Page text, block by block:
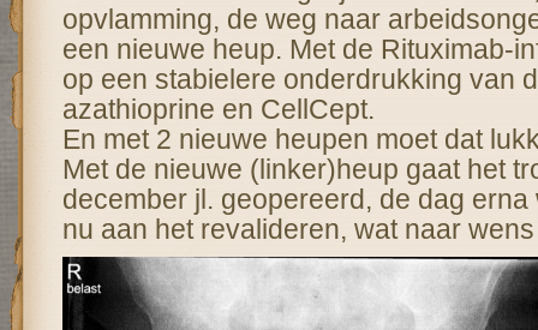
opvlamming, de weg naar
een nieuwe heup. Met de Rituximab-
op een stabielere onderdrukking van
azathioprine en CellCept.
En met 2 nieuwe heupen moet dat
Met de nieuwe (linker)heup gaat het
december jl. geopereerd, de dag
nu aan het revalideren, wat naar